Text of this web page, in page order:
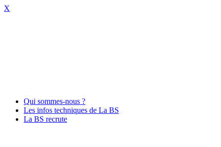
X
Qui sommes-nous ?
Les infos techniques de La BS
La BS recrute